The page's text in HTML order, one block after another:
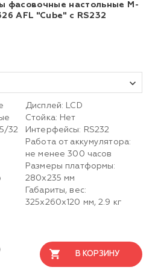
фасовочные настольные M-
AFL "Cube" с RS232
32
Дисплей: LCD
Стойка: Нет
Интерфейсы: RS232
Работа от аккумулятора:
не менее 300 часов
Размеры платформы:
280х235 мм
Габариты, вес:
325х260х120 мм, 2.9 кг
В КОРЗИНУ